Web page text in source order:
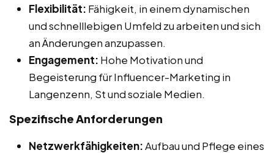
Flexibilität: Fähigkeit, in einem dynamischen
und schnelllebigen Umfeld zu arbeiten und sich
an Änderungen anzupassen.
Engagement: Hohe Motivation und
Begeisterung für Influencer-Marketing in
Langenzenn, St und soziale Medien.
Spezifische Anforderungen
Netzwerkfähigkeiten:Aufbau und Pflege eines